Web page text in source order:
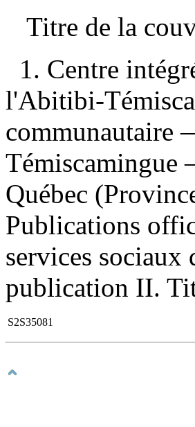
Titre de la
1. Centre
l'Abitibi-
Québec
Publications
services
publication II.
S2S35081